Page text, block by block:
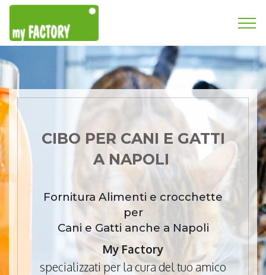
CIBO PER CANI E GATTI
A NAPOLI
Fornitura Alimenti e crocchette
per
Cani e Gatti anche a Napoli
My Factory
specializzati per la cura del tuo amico